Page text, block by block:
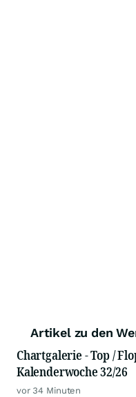
Artikel zu den
Chartgalerie - Top /
Kalenderwoche 32/26
vor 34 Minuten